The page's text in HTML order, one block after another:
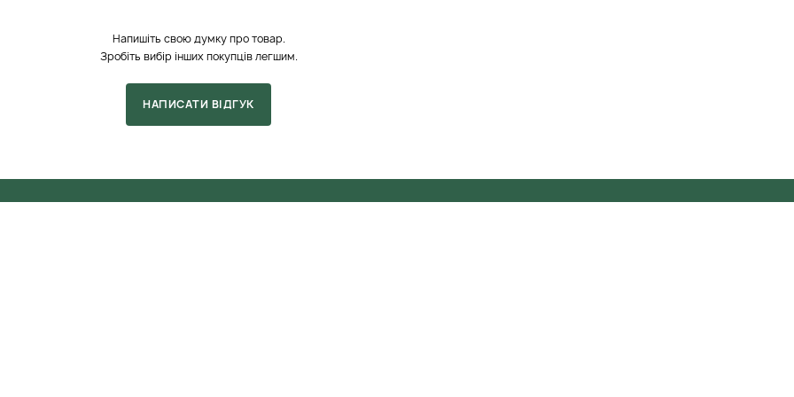
Напишіть свою думку про товар.
Зробіть вибір інших покупців легшим.
НАПИСАТИ ВІДГУК